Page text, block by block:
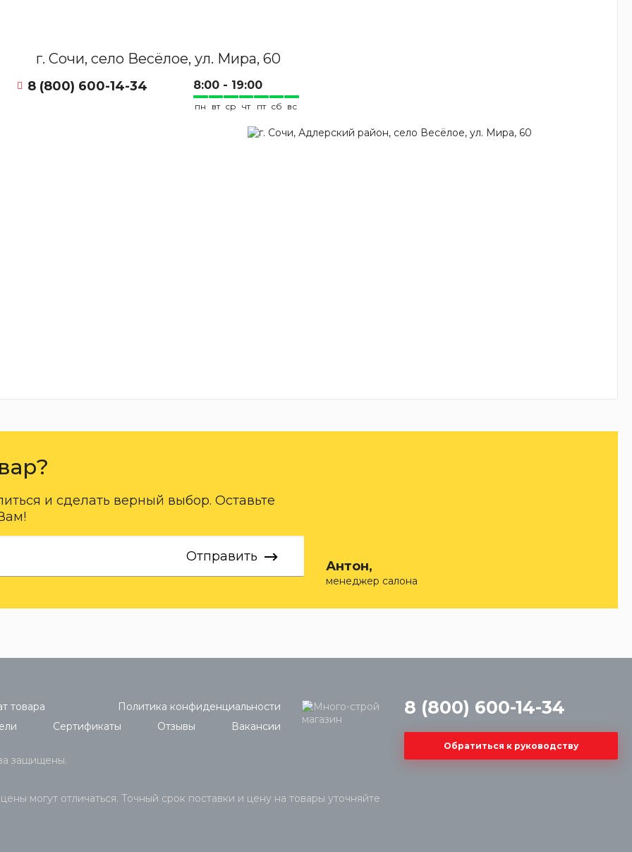
г. Сочи, село Весёлое, ул. Мира, 60
8 (800) 600-14-34 8:00 - 19:00
пн вт ср чт пт сб вс
и сделать верный выбор. Оставьте
Отправить
Антон,
менеджер салона
товара
Политика конфиденциальности
Сертификаты Отзывы Вакансии
защищены.
могут отличаться. Точный срок поставки и цену на товары уточняйте
8 (800) 600-14-34
Обратиться к руководству